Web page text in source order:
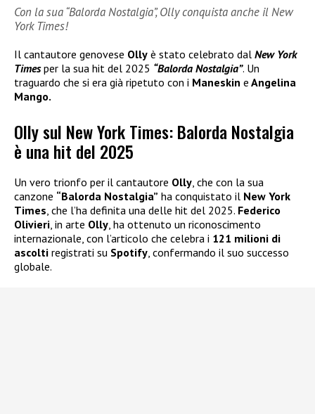
Con la sua “Balorda Nostalgia”, Olly conquista anche il New
York Times!
Il cantautore genovese Olly è stato celebrato dal New York
Timesper la sua hit del 2025 “Balorda Nostalgia”. Un
traguardo che si era già ripetuto con i Maneskin e Angelina
Mango.
Olly sul New York Times: Balorda Nostalgia
è una hit del 2025
Un vero trionfo per il cantautore Olly, che con la sua
canzone “Balorda Nostalgia” ha conquistato il New York
Times, che l’ha definita una delle hit del 2025. Federico
Olivieri, in arte Olly, ha ottenuto un riconoscimento
internazionale, con l’articolo che celebra i 121 milioni di
ascolti registrati su Spotify, confermando il suo successo
globale.